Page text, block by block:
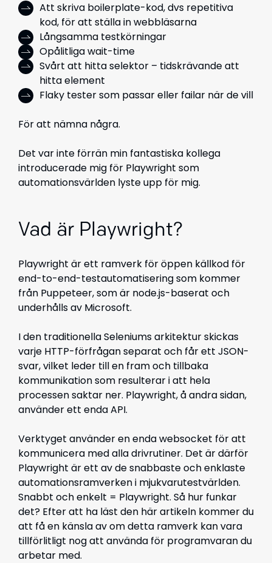
Att skriva boilerplate-kod, dvs repetitiva
kod, för att ställa in webbläsarna
Långsamma testkörningar
Opålitliga wait-time
Svårt att hitta selektor – tidskrävande att
hitta element
Flaky tester som passar eller failar när de vill
För att nämna några.
Det var inte förrän min fantastiska kollega
introducerade mig för Playwright som
automationsvärlden lyste upp för mig.
Vad är Playwright?
Playwright är ett ramverk för öppen källkod för
end-to-end-testautomatisering som kommer
från Puppeteer, som är node.js-baserat och
underhålls av Microsoft.
I den traditionella Seleniums arkitektur skickas
varje HTTP-förfrågan separat och får ett JSON-
svar, vilket leder till en fram och tillbaka
kommunikation som resulterar i att hela
processen saktar ner. Playwright, å andra sidan,
använder ett enda API.
Verktyget använder en enda websocket för att
kommunicera med alla drivrutiner. Det är därför
Playwright är ett av de snabbaste och enklaste
automationsramverken i mjukvarutestvärlden.
Snabbt och enkelt = Playwright. Så hur funkar
det? Efter att ha läst den här artikeln kommer du
att få en känsla av om detta ramverk kan vara
tillförlitligt nog att använda för programvaran du
arbetar med.